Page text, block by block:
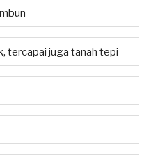
tercapai juga tanah tepi